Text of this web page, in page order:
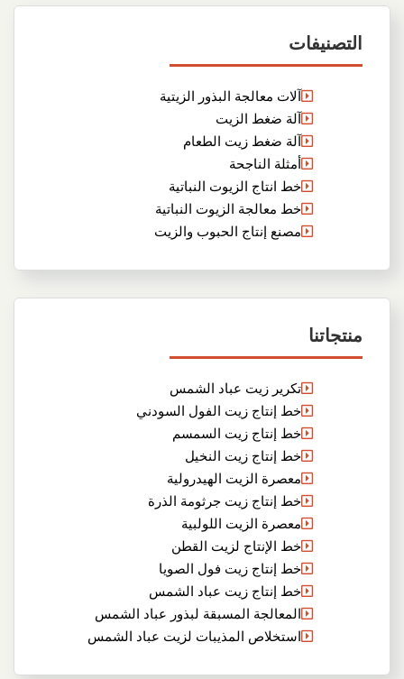
التصنيفات
آلات معالجة البذور الزيتية
آلة ضغط الزيت
آلة ضغط زيت الطعام
أمثلة الناجحة
خط انتاج الزيوت النباتية
خط معالجة الزيوت النباتية
مصنع إنتاج الحبوب والزيت
منتجاتنا
تكرير زيت عباد الشمس
خط إنتاج زيت الفول السودني
خط إنتاج زيت السمسم
خط إنتاج زيت النخيل
معصرة الزيت الهيدرولية
خط إنتاج زيت جرثومة الذرة
معصرة الزيت اللولبية
خط الإنتاج لزيت القطن
خط إنتاج زيت فول الصويا
خط إنتاج زيت عباد الشمس
المعالجة المسبقة لبذور عباد الشمس
استخلاص المذيبات لزيت عباد الشمس